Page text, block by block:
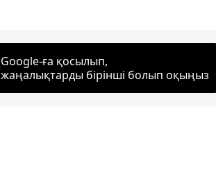
Google-ға қосылып,
жаңалықтарды бірінші болып оқыңыз